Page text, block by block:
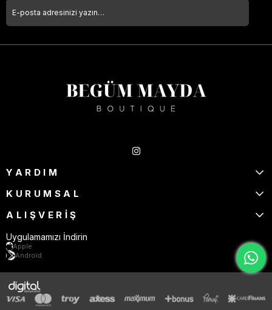
YARDIM
KURUMSAL
ALIŞVERİŞ
Uygulamamızı İndirin
Apple
Android